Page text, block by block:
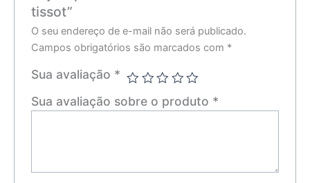
tissot”
O seu endereço de e-mail não será publicado.
Campos obrigatórios são marcados com *
Sua avaliação *
Sua avaliação sobre o produto *